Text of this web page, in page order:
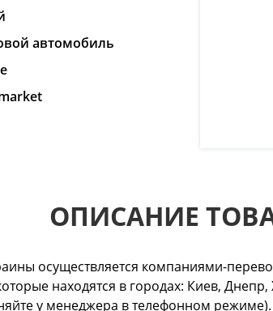
автомобиль
ОПИСАНИЕ
осуществляется компаниями-
находятся в городах: Киев,
у менеджера в телефонном режиме).